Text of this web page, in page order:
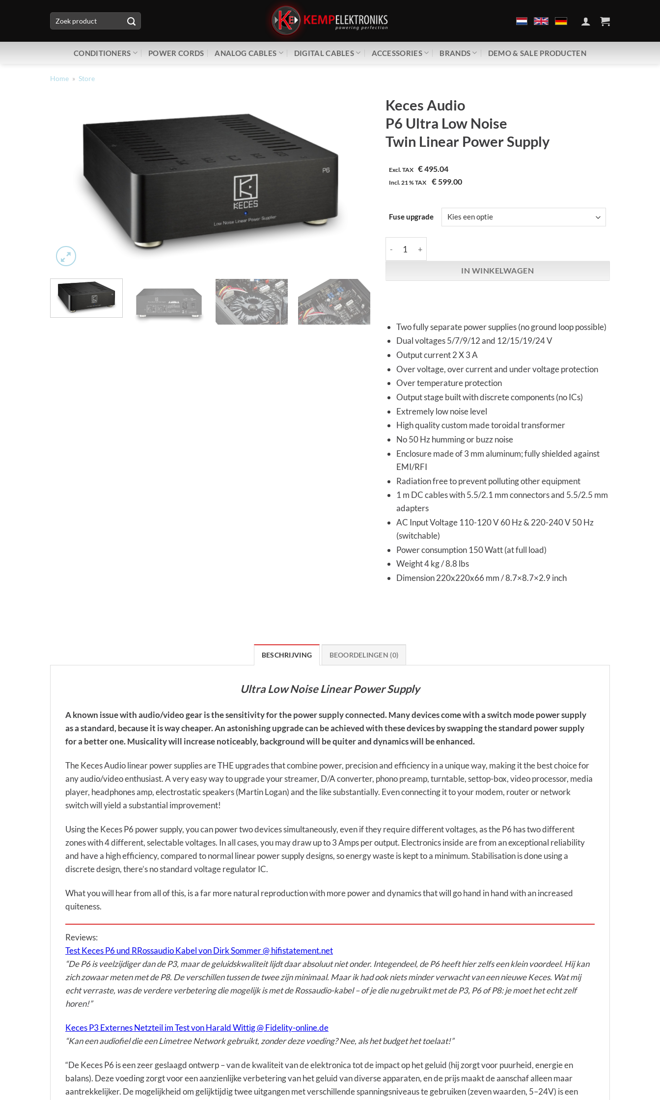
naar:
CONDITIONERS POWER CORDS ANALOG CABLES DIGITAL CABLES ACCESSORIES BRANDS DEMO & SALE PRODUCTEN
Home » Store
Keces Audio
P6 Ultra Low Noise
Twin Linear Power Supply
Excl. TAX €495.04
Incl.21 %TAX €599.00
Fuse upgrade
IN WINKELWAGEN
Two fully separate power supplies (no ground loop possible)
Dual voltages 5/7/9/12 and 12/15/19/24 V
Output current 2 X 3 A
Over voltage, over current and under voltage protection
Over temperature protection
Output stage built with discrete components (no ICs)
Extremely low noise level
High quality custom made toroidal transformer
No 50 Hz humming or buzz noise
Enclosure made of 3 mm aluminum; fully shielded against
EMI/RFI
Radiation free to prevent polluting other equipment
1 m DC cables with 5.5/2.1 mm connectors and 5.5/2.5 mm
adapters
AC Input Voltage 110-120 V 60 Hz & 220-240 V 50 Hz
(switchable)
Power consumption 150 Watt (at full load)
Weight 4 kg / 8.8 lbs
Dimension 220x220x66 mm / 8.7×8.7×2.9 inch
BESCHRIJVING BEOORDELINGEN (0)
Ultra Low Noise Linear PowerSupply
A known issue with audio/video gear is the sensitivity for the power supply connected. Many devices come with a switch mode power supply
as a standard, because it is way cheaper. An astonishing upgrade can be achieved with these devices by swapping the standard power supply
for a better one. Musicality will increase noticeably, background will be quiter and dynamics will be enhanced.
The Keces Audio linear power supplies are THE upgrades that combine power, precision and efficiency in a unique way, making it the best choice for
any audio/video enthusiast. A very easy way to upgrade your streamer, D/A converter, phono preamp, turntable, settop-box, video processor, media
player, headphones amp, electrostatic speakers (Martin Logan) and the like substantially. Even connecting it to your modem, router or network
switch will yield a substantial improvement!
Using the Keces P6 power supply, you can power two devices simultaneously, even if they require different voltages, as the P6 has two different
zones with 4 different, selectable voltages. In all cases, you may draw up to 3 Amps per output. Electronics inside are from an exceptional reliability
and have a high efficiency, compared to normal linear power supply designs, so energy waste is kept to a minimum. Stabilisation is done using a
discrete design, there’s no standard voltage regulator IC.
What you will hear from all of this, is a far more natural reproduction with more power and dynamics that will go hand in hand with an increased
quiteness.
Reviews:
Test Keces P6 und RRossaudio Kabel von Dirk Sommer @ hifistatement.net
“De P6 is veelzijdiger dan de P3, maar de geluidskwaliteit lijdt daar absoluut niet onder. Integendeel, de P6 heeft hier zelfs een klein voordeel. Hij kan
zich zowaar meten met de P8. De verschillen tussen de twee zijn minimaal. Maar ik had ook niets minder verwacht van een nieuwe Keces. Wat mij
echt verraste, was de verdere verbetering die mogelijk is met de Rossaudio-kabel – of je die nu gebruikt met de P3, P6 of P8: je moet het echt zelf
horen!”
Keces P3 Externes Netzteil im Test von Harald Wittig @ Fidelity-online.de
“Kan een audiofiel die een Limetree Network gebruikt, zonder deze voeding? Nee, als het budget het toelaat!”
“De Keces P6 is een zeer geslaagd ontwerp – van de kwaliteit van de elektronica tot de impact op het geluid (hij zorgt voor puurheid, energie en
balans). Deze voeding zorgt voor een aanzienlijke verbetering van het geluid van diverse apparaten, en de prijs maakt de aanschaf alleen maar
aantrekkelijker. De mogelijkheid om gelijktijdig twee uitgangen met verschillende spanningsniveaus te gebruiken (zeven waarden, 5–24V) is een